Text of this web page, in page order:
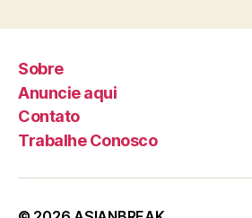
Sobre
Anuncie aqui
Contato
Trabalhe Conosco